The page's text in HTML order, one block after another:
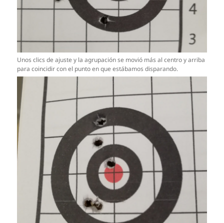
Unos clics de ajuste y la agrupación se movió más al centro y arriba
para coincidir con el punto en que estábamos disparando.